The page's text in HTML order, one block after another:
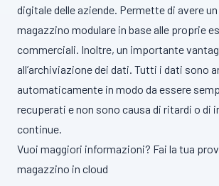
digitale delle aziende. Permette di avere
magazzino modulare in base alle proprie
commerciali. Inoltre, un importante
all’archiviazione dei dati. Tutti i dati sono
automaticamente in modo da essere
recuperati e non sono causa di ritardi o di
continue.
Vuoi maggiori informazioni? Fai la tua
magazzino in cloud